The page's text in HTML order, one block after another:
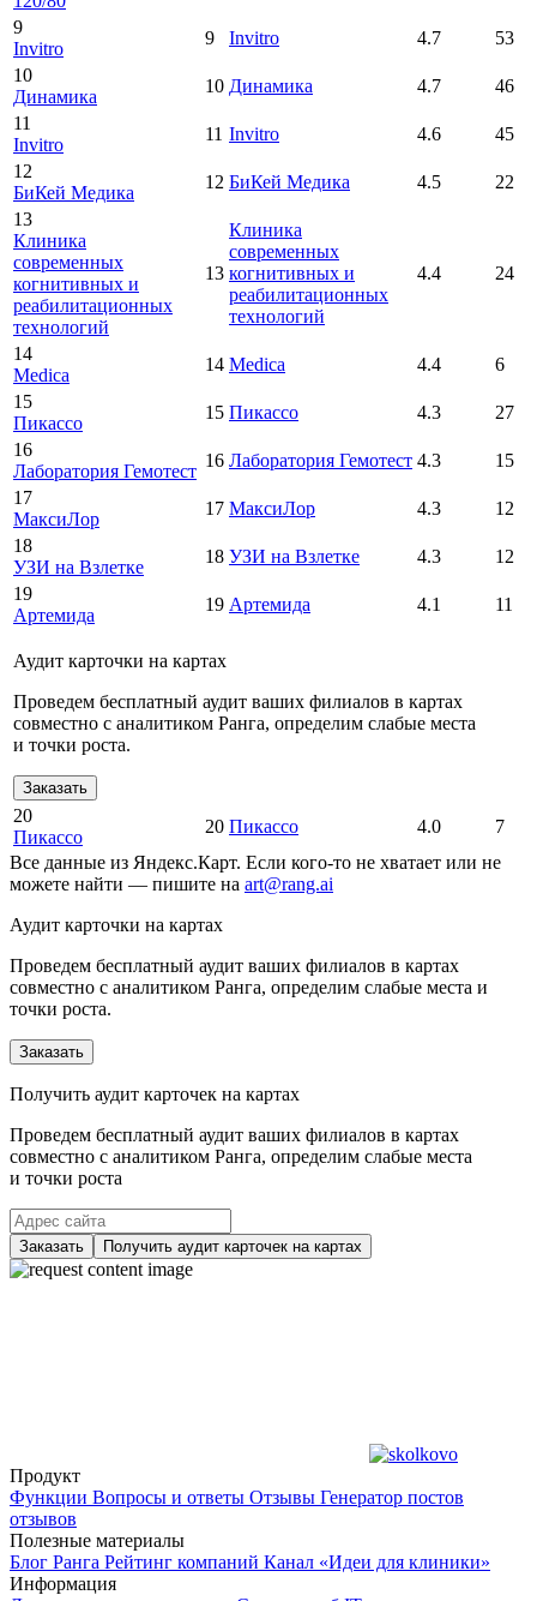
9
Invitro
9 Invitro 4.7
53
10
Динамика
10 Динамика 4.7
46
11
Invitro
11 Invitro 4.6
45
12
БиКей Медика
12 БиКей Медика 4.5
22
13
Клиника
современных
когнитивных и
реабилитационных
технологий
13
Клиника
современных
когнитивных и
реабилитационных
технологий
4.4 24
14
Medica
14 Medica 4.4
6
15
Пикассо
15 Пикассо 4.3
27
16
Лаборатория Гемотест
16 Лаборатория Гемотест 4.3
15
17
МаксиЛор
17 МаксиЛор 4.3
12
18
УЗИ на Взлетке
18 УЗИ на Взлетке 4.3
12
19
Артемида
19 Артемида 4.1 11
Аудит карточки на картах
Проведем бесплатный аудит ваших филиалов в картах
совместно с аналитиком Ранга, определим слабые места
и точки роста.
Заказать
20
Пикассо
20 Пикассо 4.0
7
Все данные из Яндекс.Карт. Если кого-то не хватает или не
можете найти — пишите на art@rang.ai
Аудит карточки на картах
Проведем бесплатный аудит ваших филиалов в картах
совместно с аналитиком Ранга, определим слабые места и
точки роста.
Заказать
Получить аудит карточек на картах
Проведем бесплатный аудит ваших филиалов в картах
совместно с аналитиком Ранга, определим слабые места
и точки роста
Заказать Получить аудит карточек на картах
Продукт
Функции Вопросы и ответы Отзывы Генератор постов
отзывов
Полезные материалы
Блог Ранга Рейтинг компаний Канал «Идеи для клиники»
Информация